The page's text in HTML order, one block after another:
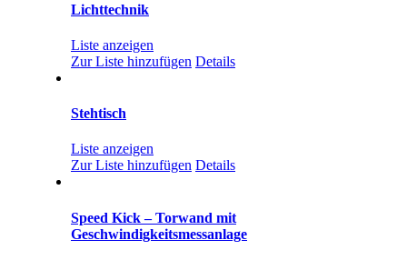
Lichttechnik
Liste anzeigen
Zur Liste hinzufügen Details
Stehtisch
Liste anzeigen
Zur Liste hinzufügen Details
Speed Kick – Torwand mit
Geschwindigkeitsmessanlage